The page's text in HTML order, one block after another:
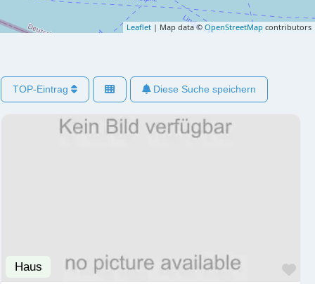
Leaflet | Map data © OpenStreetMap contributors
TOP-Eintrag Diese Suche speichern
Haus